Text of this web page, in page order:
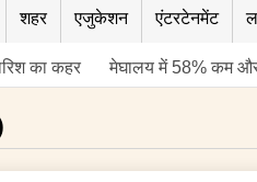
शहर एजुकेशन एंटरटेनमेंट
का कहर मेघालय में 58% कम और